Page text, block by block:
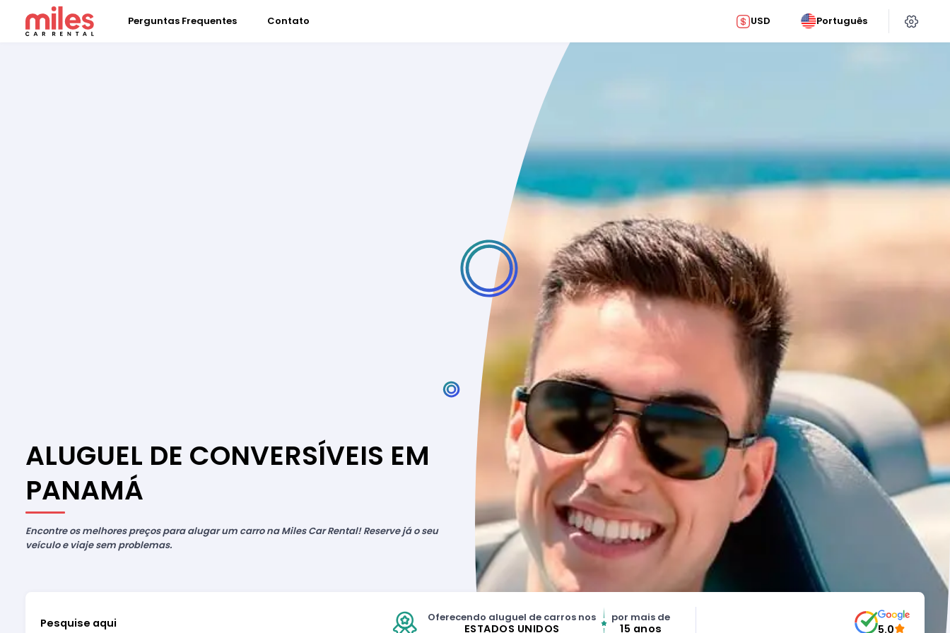
Perguntas Frequentes Contato USD Português
ALUGUEL DE CONVERSÍVEIS EM
PANAMÁ
Encontre os melhores preços para alugar um carro na Miles Car Rental! Reserve já o seu
veículo e viaje sem problemas.
Pesquise aqui Oferecendo aluguel de carros nos
ESTADOS UNIDOS
por mais de
15 anos 5.0